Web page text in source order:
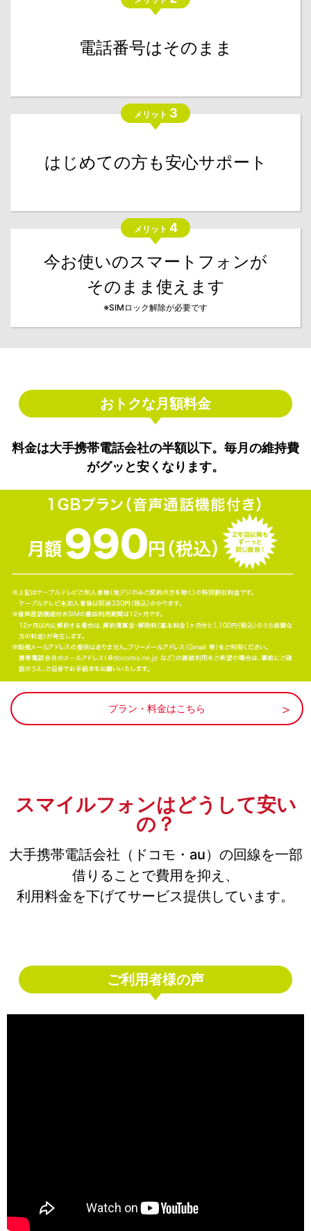
電話番号はそのまま
メリット 3
はじめての方も安心サポート
メリット 4
今お使いのスマートフォンが
そのまま使えます
※SIMロック解除が必要です
おトクな月額料金
料金は大手携帯電話会社の半額以下。毎月の維持費
がグッと安くなります。
プラン・料金はこちら
スマイルフォンはどうして安い
の？
大手携帯電話会社（ドコモ・au）の回線を一部
借りることで費用を抑え、
利用料金を下げてサービス提供しています。
ご利用者様の声